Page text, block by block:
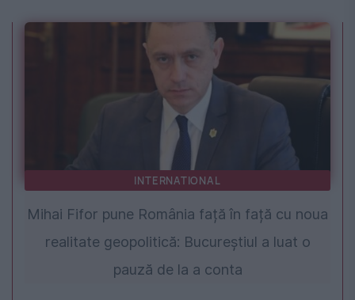
INTERNATIONAL
Mihai Fifor pune România față în față cu noua
realitate geopolitică: Bucureștiul a luat o
pauză de la a conta